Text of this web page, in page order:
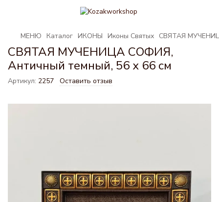
МЕНЮ Каталог ИКОНЫ Иконы Святых СВЯТАЯ
СВЯТАЯ МУЧЕНИЦА СОФИЯ,
Античный темный, 56 x 66 см
Артикул: 2257 Оставить отзыв